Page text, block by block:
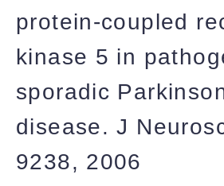
protein-coupled
kinase 5 in
sporadic
disease. J
9238, 2006